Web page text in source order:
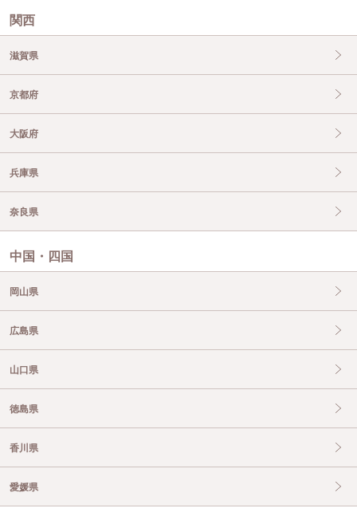
関西
滋賀県
京都府
大阪府
兵庫県
奈良県
中国・四国
岡山県
広島県
山口県
徳島県
香川県
愛媛県